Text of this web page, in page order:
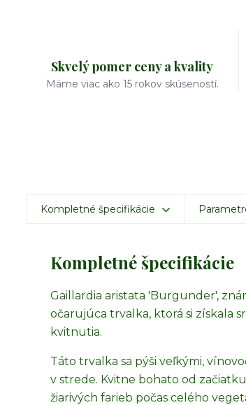
Skvelý pomer ceny a kvality
Máme viac ako 15 rokov skúseností.
Kompletné špecifikácie
Kompletné špecifikácie
Gaillardia aristata 'Burgunder',
očarujúca trvalka, ktorá si získala
kvitnutia.
Táto trvalka sa pýši veľkými,
v strede. Kvitne bohato od
žiarivých farieb počas celého